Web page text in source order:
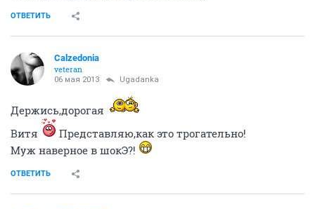
ОТВЕТИТЬ
Calzedonia
veteran
06 мая 2013 Ugadanka
Держись,дорогая
Витя
Представляю,как это трогательно!
Муж наверное в шокЭ?!
ОТВЕТИТЬ